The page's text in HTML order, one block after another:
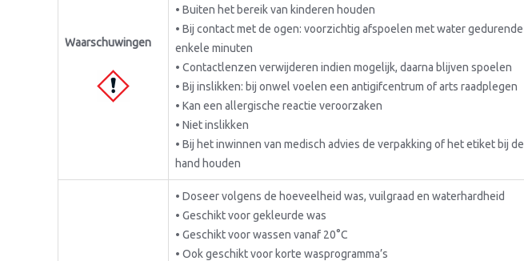
Waarschuwingen
• Buiten het bereik van kinderen houden
• Bij contact met de ogen: voorzichtig afspoelen met water gedurende
enkele minuten
• Contactlenzen verwijderen indien mogelijk, daarna blijven spoelen
• Bij inslikken: bij onwel voelen een antigifcentrum of arts raadplegen
• Kan een allergische reactie veroorzaken
• Niet inslikken
• Bij het inwinnen van medisch advies de verpakking of het etiket bij de
hand houden
• Doseer volgens de hoeveelheid was, vuilgraad en waterhardheid
• Geschikt voor gekleurde was
• Geschikt voor wassen vanaf 20°C
• Ook geschikt voor korte wasprogramma’s